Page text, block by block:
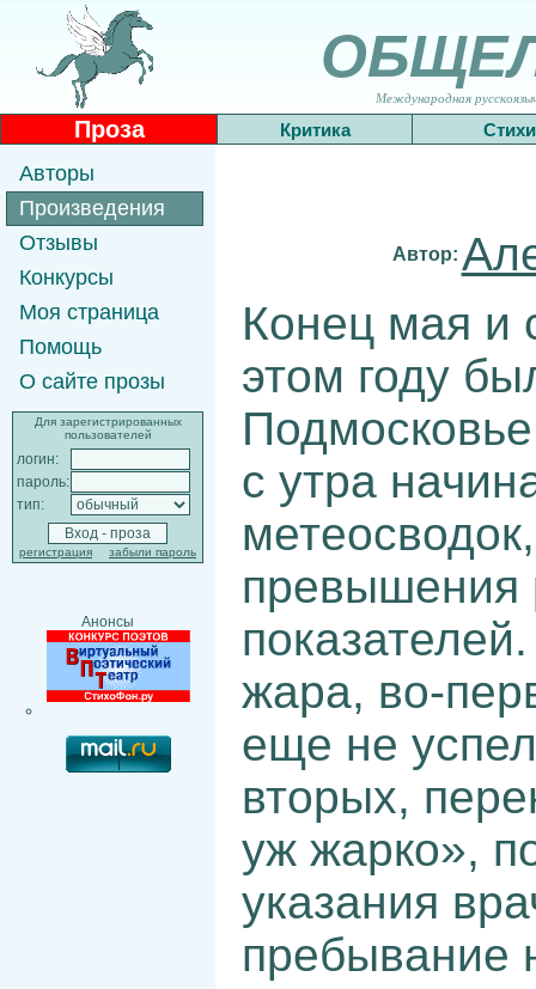
Международная
Проза Критика Стихи
Авторы
Произведения
Отзывы
Конкурсы
Моя страница
Помощь
О сайте прозы
Для зарегистрированных
пользователей
логин:
пароль:
тип:
регистрация забыли пароль
Анонсы
Автор:
Конец мая и
этом году
с утра
превышения
жара, во-
еще не
вторых,
уж жарко»,
указания
пребывание